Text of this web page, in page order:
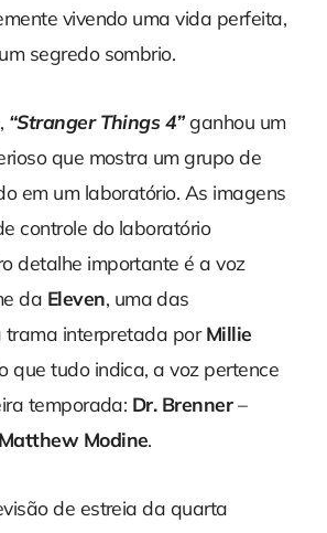
vivendo uma vida perfeita,
segredo sombrio.
“Stranger Things 4”ganhou um
que mostra um grupo de
em um laboratório. As imagens
controle do laboratório
detalhe importante é a voz
da Eleven, uma das
trama interpretada porMillie
que tudo indica, a voz pertence
temporada: Dr. Brenner–
Modine.
de estreia da quarta